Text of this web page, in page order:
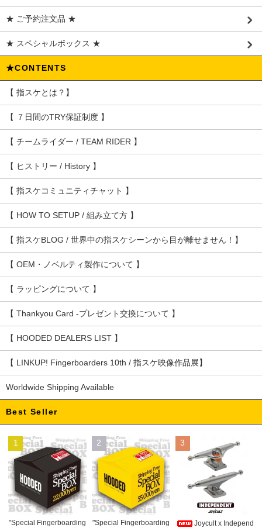
★ ご予約注文品 ★
★ スペシャルボックス ★
★CONTENTS
【 指スケとは？】
【 ７日間のTRY保証制度 】
【 チームライダー / TEAM RIDER 】
【 ヒストリー / History 】
【 指スケコミュニティチャット 】
【 HOW TO SETUP / 組み立て方 】
【 指スケBLOG / 世界中の指スケシーンから目が離せません！】
【 OEM・ノベルティ製作について 】
【 ラッピングについて 】
【 Thankyou Card -プレゼント交換について 】
【 HOODED DEALERS LIST 】
【 LINKUP! Fingerboarders 10th / 指スケ映像作品展】
Worldwide Shipping Available
Best Seller
1
"Special Fingerboarding
2
"Special Fingerboarding
3
Joycult x Independ